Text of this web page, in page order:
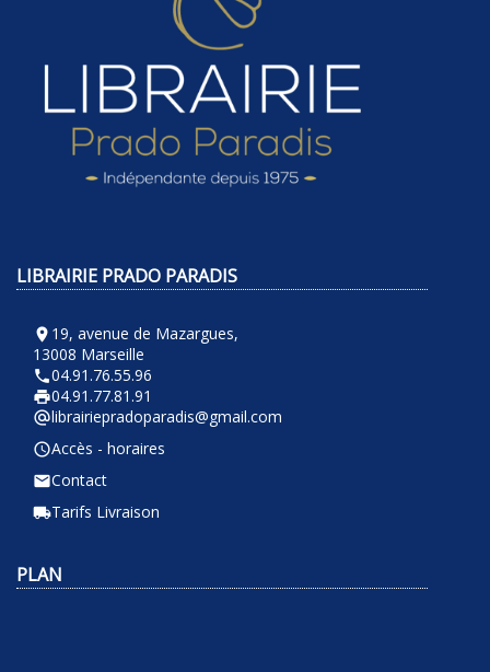
LIBRAIRIE PRADO PARADIS
room 19, avenue de Mazargues,
13008 Marseille
phone04.91.76.55.96
local_printshop04.91.77.81.91
alternate_emaillibrairiepradoparadis@gmail.com
query_builderAccès - horaires
emailContact
local_shippingTarifs Livraison
PLAN